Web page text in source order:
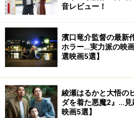
観る者を戦慄させます。
ラスト、セックスの最中に拳銃
断の愛に決着をつけます。他者
な想いが、地獄への愛の逃避行へ
・1981年／フランス映画
・上映時間：106min
音レビュー！
濱口竜介監督の最新
ホラー…実力派の映
選映画5選】
綾瀬はるかと大悟の
ダを着た悪魔2』…
映画5選】